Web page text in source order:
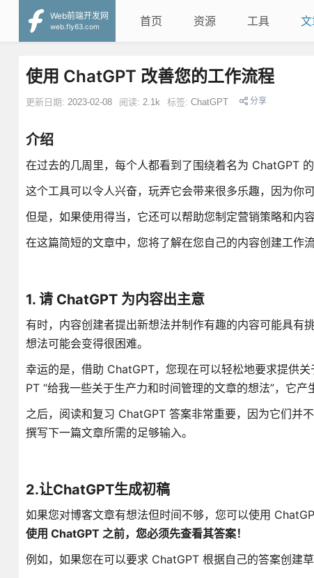
Web前端开发网
web.fly63.com
首页 资源 工具
使用 ChatGPT 改善您的工作流程
更新日期: 2023-02-08 阅读: 2.1k 标签: ChatGPT 分享
介绍
在过去的几周里，每个人都看到了围绕着名为 ChatGPT
这个工具可以令人兴奋，玩弄它会带来很多乐趣，因为你
但是，如果使用得当，它还可以帮助您制定营销策略和内容
在这篇简短的文章中，您将了解在您自己的内容创建工作
1. 请 ChatGPT 为内容出主意
有时，内容创建者提出新想法并制作有趣的内容可能具有
想法可能会变得很困难。
幸运的是，借助 ChatGPT，您现在可以轻松地要求提供
PT “给我一些关于生产力和时间管理的文章的想法”，它产
之后，阅读和复习 ChatGPT 答案非常重要，因为它们并
撰写下一篇文章所需的足够输入。
2.让ChatGPT生成初稿
如果您对博客文章有想法但时间不够，您可以使用
使用 ChatGPT 之前，您必须先查看其答案！
例如，如果您在可以要求 ChatGPT 根据自己的答案创建